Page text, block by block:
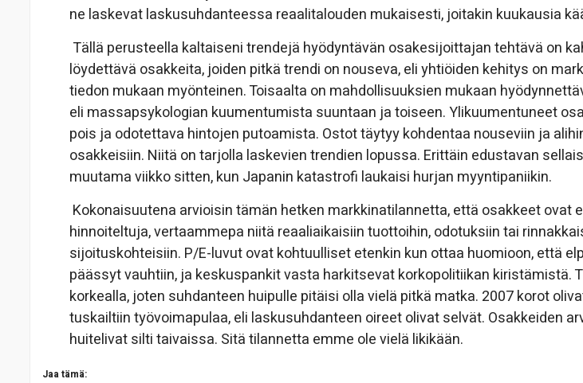
ne laskevat laskusuhdanteessa reaalitalouden mukaisesti, joitakin kuukausia
Tällä perusteella kaltaiseni trendejä hyödyntävän osakesijoittajan tehtävä on
löydettävä osakkeita, joiden pitkä trendi on nouseva, eli yhtiöiden kehitys on
tiedon mukaan myönteinen. Toisaalta on mahdollisuuksien mukaan
eli massapsykologian kuumentumista suuntaan ja toiseen. Ylikuumentuneet
pois ja odotettava hintojen putoamista. Ostot täytyy kohdentaa nouseviin ja
osakkeisiin. Niitä on tarjolla laskevien trendien lopussa. Erittäin edustavan
muutama viikko sitten, kun Japanin katastrofi laukaisi hurjan myyntipaniikin.
Kokonaisuutena arvioisin tämän hetken markkinatilannetta, että osakkeet ovat
hinnoiteltuja, vertaammepa niitä reaaliaikaisiin tuottoihin, odotuksiin tai
sijoituskohteisiin. P/E-luvut ovat kohtuulliset etenkin kun ottaa huomioon, että
päässyt vauhtiin, ja keskuspankit vasta harkitsevat korkopolitiikan kiristämistä.
korkealla, joten suhdanteen huipulle pitäisi olla vielä pitkä matka. 2007 korot
tuskailtiin työvoimapulaa, eli laskusuhdanteen oireet olivat selvät. Osakkeiden
huitelivat silti taivaissa. Sitä tilannetta emme ole vielä likikään.
Jaa tämä: